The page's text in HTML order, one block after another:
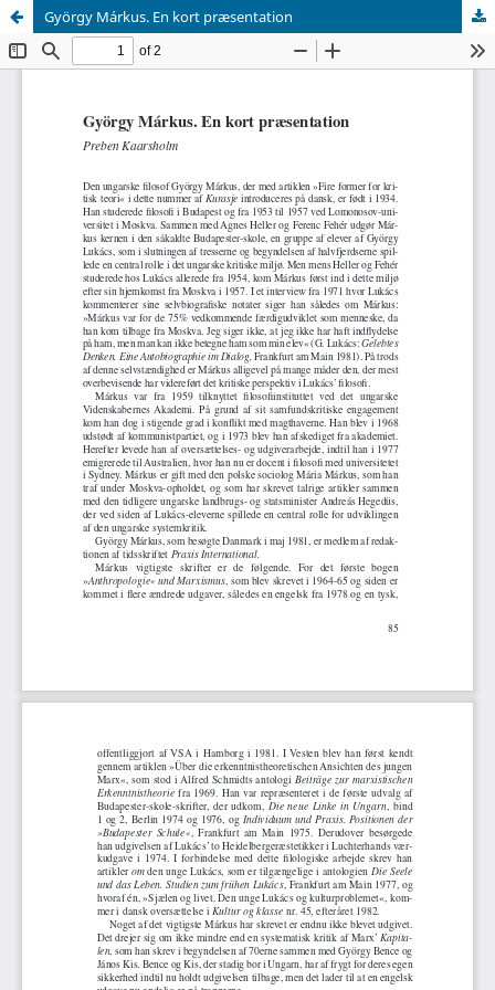
György Márkus. En kort præsentation